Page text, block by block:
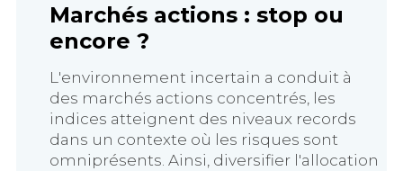
Marchés actions : stop ou
encore ?
L'environnement incertain a conduit à
des marchés actions concentrés, les
indices atteignent des niveaux records
dans un contexte où les risques sont
omniprésents. Ainsi, diversifier l'allocation